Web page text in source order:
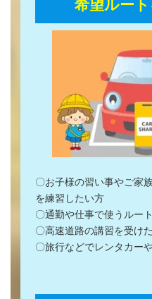
希望ルー
〇お子様の習い事やご家
を練習したい方
〇通勤や仕事で使うルー
〇高速道路の講習を受け
〇旅行などでレンタカー